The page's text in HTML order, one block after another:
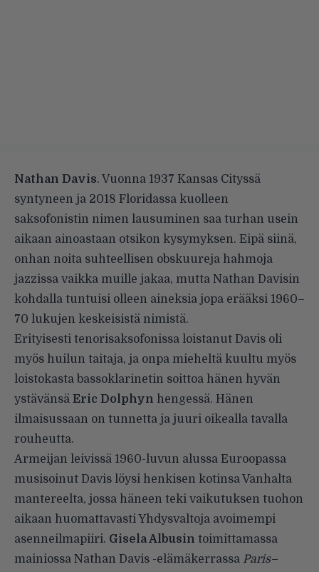
Nathan Davis. Vuonna 1937 Kansas Cityssä
syntyneen ja 2018 Floridassa kuolleen
saksofonistin nimen lausuminen saa turhan usein
aikaan ainoastaan otsikon kysymyksen. Eipä siinä,
onhan noita suhteellisen obskuureja hahmoja
jazzissa vaikka muille jakaa, mutta Nathan Davisin
kohdalla tuntuisi olleen aineksia jopa erääksi 1960–
70 lukujen keskeisistä nimistä.
Erityisesti tenorisaksofonissa loistanut Davis oli
myös huilun taitaja, ja onpa mieheltä kuultu myös
loistokasta bassoklarinetin soittoa hänen hyvän
ystävänsä Eric Dolphyn hengessä. Hänen
ilmaisussaan on tunnetta ja juuri oikealla tavalla
rouheutta.
Armeijan leivissä 1960-luvun alussa Euroopassa
musisoinut Davis löysi henkisen kotinsa Vanhalta
mantereelta, jossa häneen teki vaikutuksen tuohon
aikaan huomattavasti Yhdysvaltoja avoimempi
asenneilmapiiri. Gisela Albusin toimittamassa
mainiossa Nathan Davis -elämäkerrassa Paris–